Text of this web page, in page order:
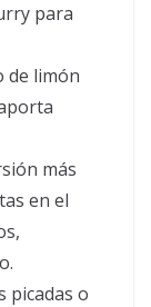
para
de limón
más
en el
picadas o